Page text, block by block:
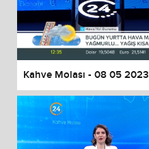
Kahve Molası - 08 05 2023